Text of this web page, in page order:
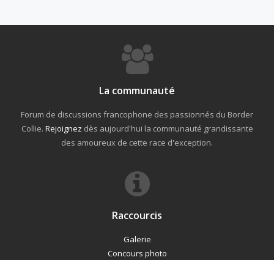
La communauté
Forum de discussions francophone des passionnés du Border
Collie. Rejoignez dès aujourd'hui la communauté grandissante
des amoureux de cette race d'exception.
Raccourcis
Galerie
Concours photo